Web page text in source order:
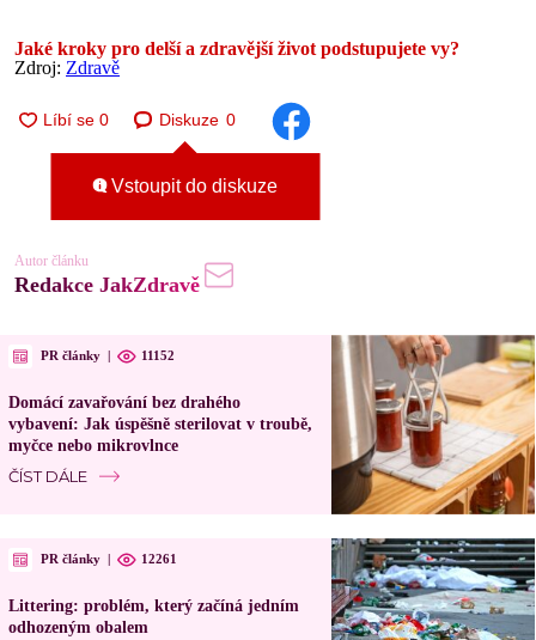
Jaké kroky pro delší a zdravější život podstupujete vy?
Zdroj: Zdravě
Diskuze 0
Vstoupit do diskuze
Autor článku
Redakce JakZdravě
PR články 11152
Domácí zavařování bez drahého
vybavení: Jak úspěšně sterilovat v troubě,
myčce nebo mikrovlnce
ČÍST DÁLE
PR články 12261
Littering: problém, který začíná jedním
odhozeným obalem